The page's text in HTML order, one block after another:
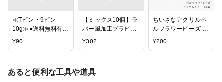
≪Tピン・9ピン
10g≫●送料無料有●
楽天最安値に挑戦●
m/30mm/32mm●
¥90
【ミックス10個】ラ
バー風加工プラビー
ズ【シックカラー】
04
¥302
ちいさなアクリルベ
ルフラワービーズ ラ
ンダムカラー 30個 /
¥200
あると便利な工具や道具